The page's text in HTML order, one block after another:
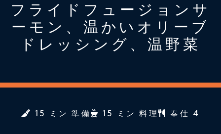
フライドフュージョンサ
ーモン、温かいオリーブ
ドレッシング、温野菜
15 ミン 準備 15 ミン 料理 奉仕 4